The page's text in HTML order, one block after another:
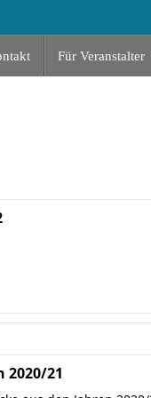
Für Veranstalter
2020/21